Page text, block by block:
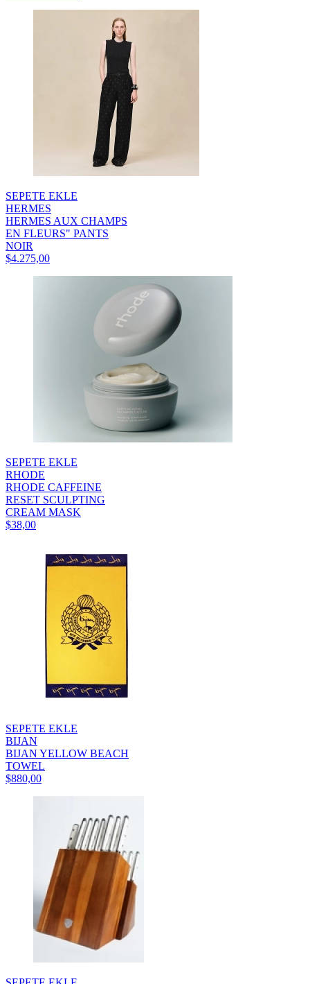
SEPETE EKLE
HERMES
HERMES AUX CHAMPS
EN FLEURS" PANTS
NOIR
$4.275,00
SEPETE EKLE
RHODE
RHODE CAFFEINE
RESET SCULPTING
CREAM MASK
$38,00
SEPETE EKLE
BIJAN
BIJAN YELLOW BEACH
TOWEL
$880,00